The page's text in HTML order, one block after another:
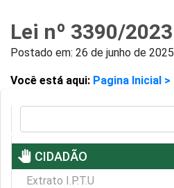
Lei nº 3390/2023
Postado em: 26 de junho de 2025
Você está aqui: Pagina Inicial >
pan_tool CIDADÃO
Extrato I.P.T.U